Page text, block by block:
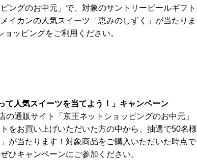
ングのお中元」で、対象のサントリービールギフト
イカンの人気スイーツ「恵みのしずく」が当たりま
ッピングをご利用ください。
て人気スイーツを当てよう！」キャンペーン
通販サイト「京王ネットショッピングのお中元」
をお買い上げいただいた方の中から、抽選で50名様
が当たります！対象商品をご購入いただいた時点で
ひキャンペーンにご参加ください。